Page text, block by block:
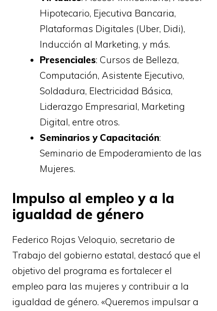
Hipotecario, Ejecutiva Bancaria,
Plataformas Digitales (Uber, Didi),
Inducción al Marketing, y más.
Presenciales: Cursos de Belleza,
Computación, Asistente Ejecutivo,
Soldadura, Electricidad Básica,
Liderazgo Empresarial, Marketing
Digital, entre otros.
Seminarios y Capacitación:
Seminario de Empoderamiento de las
Mujeres.
Impulso al empleo y a la
igualdad de género
Federico Rojas Veloquio, secretario de
Trabajo del gobierno estatal, destacó que el
objetivo del programa es fortalecer el
empleo para las mujeres y contribuir a la
igualdad de género. «Queremos impulsar a